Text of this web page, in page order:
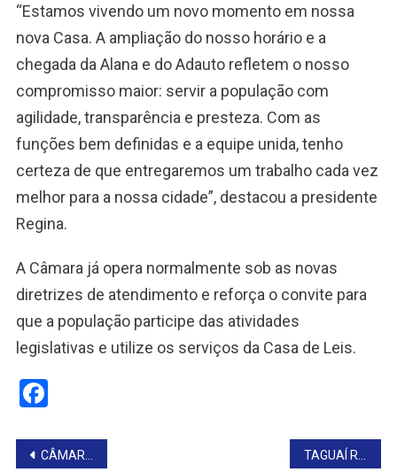
“Estamos vivendo um novo momento em nossa
nova Casa. A ampliação do nosso horário e a
chegada da Alana e do Adauto refletem o nosso
compromisso maior: servir a população com
agilidade, transparência e presteza. Com as
funções bem definidas e a equipe unida, tenho
certeza de que entregaremos um trabalho cada vez
melhor para a nossa cidade”, destacou a presidente
Regina.
A Câmara já opera normalmente sob as novas
diretrizes de atendimento e reforça o convite para
que a população participe das atividades
legislativas e utilize os serviços da Casa de Leis.
Facebook
Navegação
CÂMARA DE TAGUAÍ TEM SESSÃO NA NOVA SEDE LEGISLATIVA